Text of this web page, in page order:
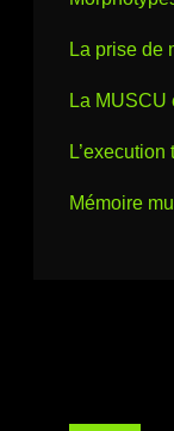
La prise de
La MUSCU
Mémoire